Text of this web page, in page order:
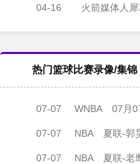
04-16 火箭媒体人犀利对比
热门篮球比赛录像/集锦
07-07 WNBA 07月07日
07-07 NBA 夏联-郭昊文6
07-07 NBA 夏联-老鹰20分